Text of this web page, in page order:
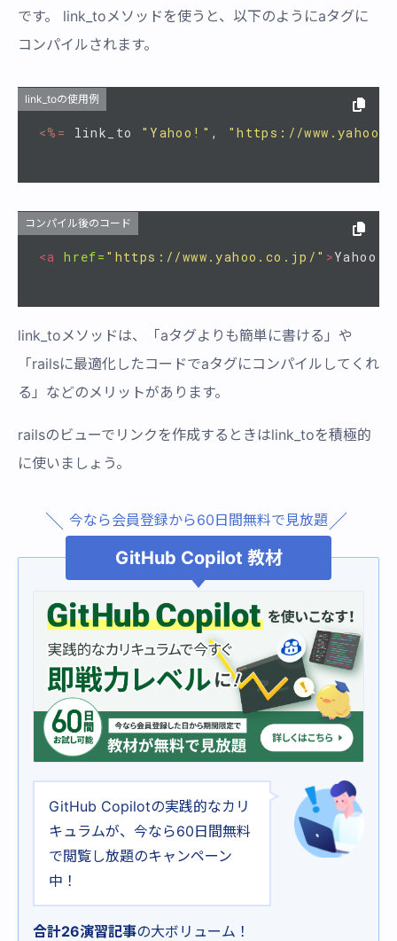
です。 link_toメソッドを使うと、以下のようにaタグに
コンパイルされます。
link_toの使用例
<%= link_to "Yahoo!" , "https://
コンパイル後のコード
<a href= "https://www.yahoo.co.jp/" >Yahoo!
link_toメソッドは、「aタグよりも簡単に書ける」や
「railsに最適化したコードでaタグにコンパイルしてくれ
る」などのメリットがあります。
railsのビューでリンクを作成するときはlink_toを積極的
に使いましょう。
今なら会員登録から60日間無料で見放題
GitHub Copilot 教材
GitHub Copilotの実践的なカリ
キュラムが、今なら60日間無料
で閲覧し放題のキャンペーン
中！
合計26演習記事の大ボリューム！